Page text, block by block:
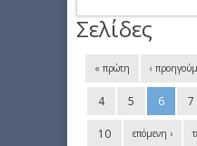
Σελίδες
« πρώτη ‹
4 5 6 7
10 επόμενη ›